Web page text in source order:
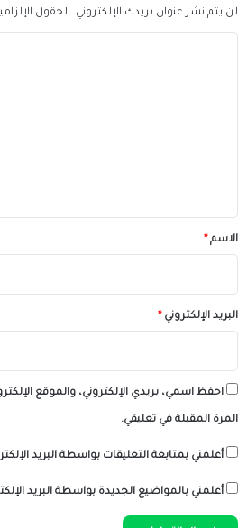
لن يتم نشر عنوان بريدك الإلكتروني. الحقول
*الاسم *
البريد الإلكتروني *
احفظ اسمي، بريدي الإلكتروني، والموقع
المرة المقبلة في تعليقي.
أعلمني بمتابعة التعليقات بواسطة البريد
أعلمني بالمواضيع الجديدة بواسطة البريد